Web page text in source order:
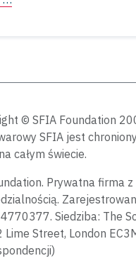
© SFIA Foundation
SFIA jest
całym świecie.
Prywatna firma
Siedziba: The
Lime Street, London